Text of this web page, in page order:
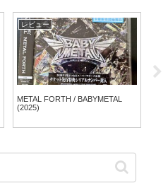
レビュー
METAL FORTH / BABYMETAL
(2025)